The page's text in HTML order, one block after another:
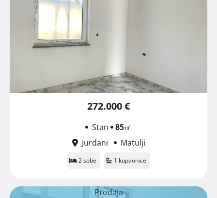
272.000 €
Stan 85㎡
Jurdani
Matulji
2 sobe 1 kupaonice
Prodaja